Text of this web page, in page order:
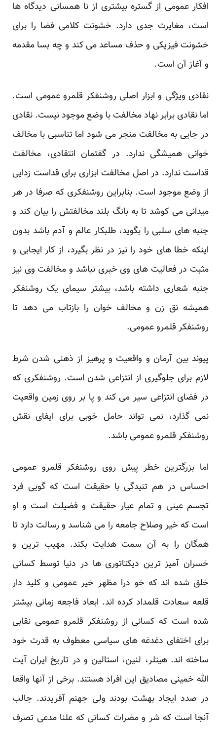
افکار عمومی از گستره بیشتری از نا همسانی دیدگاه ها
است، مغایرت جدی دارد. خشونت کلامی فضا را برای
خشونت فیزیکی و حذف مساعد می کند و چه بسا مقدمه
و آغاز آن است.
نقادی ویژگی و ابزار اصلی روشنفکر قلمرو عمومی است.
اما نقادی برابر نهاد مخالفت با وضع موجود نیست. نقادی
در جایی به مخالفت منجر می شود اما تناسبی با مخالف
خوانی همیشگی ندارد. در گفتمان انتقادی، مخالفت
قداست ندارد. در اصل مخالفت ابزاری برای قداست زدایی
از وضع موجود است. بنابراین روشنفکری که صرفا در هر
میدانی می کوشد تا به بانگ بلند مخالفتش را بیان کند و
جنبه های سلبی را بگوید، طلبکار عالم و آدم باشد بدون
اینکه خطا های خود را نیز در نظر بگیرد، از کار ایجابی و
مثبت در فعالیت های وی خبری نباشد و مخالفت وی نیز
جنبه شعاری داشته باشد، بیشتر سیمای یک روشنفکر
همیشه نق زن و مخالف خوان را بازتاب می دهد تا
روشنفکر قلمرو عمومی.
پیوند بین آرمان و واقعیت و پرهیز از ذهنی شدن شرط
لازم برای جلوگیری از انتزاعی شدن است. روشنفکری که
در فضای انتزاعی سیر می کند و پا بر روی زمین واقعیت
نمی گذارد، نمی تواند حامل خوبی برای ایفای نقش
روشنفکر قلمرو عمومی باشد.
اما بزرگترین خطر پیش روی روشنفکر قلمرو عمومی
احساس در هم تنیدگی با حقیقت است که گویی فرد
تجسم عینی و تمام عیار حقیقت و فضیلت است و او
است که خیر وصلاح جامعه را می شناسد و رسالت دارد تا
همگان را به آن سمت هدایت بکند. مهیب ترین و
خسران آمیز ترین دیکتاتوری ها در دنیا توسط کسانی
خلق شده اند که خو درا مظهر خیر عمومی و کلید دار
قلعه سعادت قلمداد کرده اند. ابعاد فاجعه زمانی بیشتر
شده است که کسانی از روشنفکر قلمرو عمومی نقابی
برای اختفای دغدغه های سیاسی معطوف به قدرت خود
ساخته اند. هیتلر، لنین، استالین و در تاریخ ایران آیت
الله خمینی مصادیق این افراد هستند. برخی از آنها واقعا
در صدد ایجاد بهشت بودند ولی جهنم آفریدند. جالب
آنجا است که شر و مضرات کسانی که علنا مدعی تصرف